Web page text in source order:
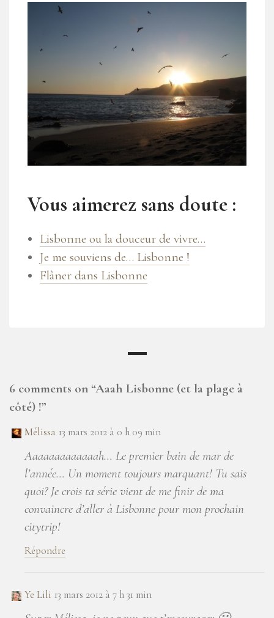
Vous aimerez sans doute :
Lisbonne ou la douceur de vivre…
Je me souviens de… Lisbonne !
Flâner dans Lisbonne
6 comments on “Aaah Lisbonne (et la plage à
côté) !”
Mélissa 13 mars 2012 à 0 h 09 min
Aaaaaaaaaaaaah… Le premier bain de mar de
l’année… Un moment toujours marquant! Tu sais
quoi? Je crois ta série vient de me finir de ma
convaincre d’aller à Lisbonne pour mon prochain
citytrip!
Répondre
Ye Lili 13 mars 2012 à 7 h 31 min